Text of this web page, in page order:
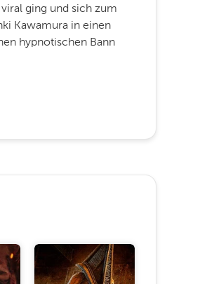
ging und sich zum
Kawamura in einen
hypnotischen Bann